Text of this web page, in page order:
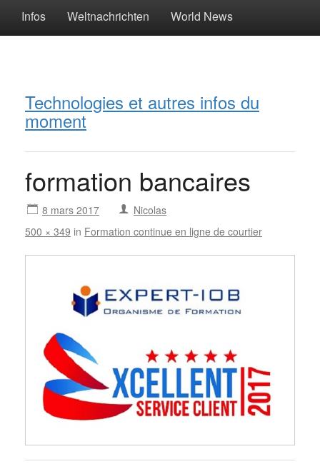
Infos Weltnachrichten World News
Technologies et autres infos du
moment
formation bancaires
8 mars 2017
Nicolas
500 × 349 in Formation continue en ligne de courtier